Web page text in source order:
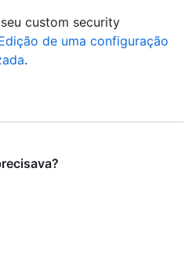
custom security
de uma configuração
.